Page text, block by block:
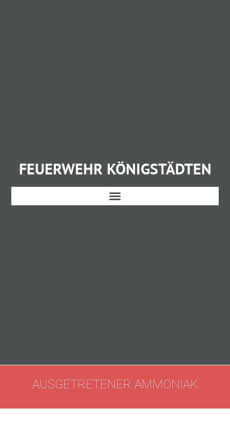
FEUERWEHR KÖNIGSTÄDTEN
AUSGETRETENER AMMONIAK